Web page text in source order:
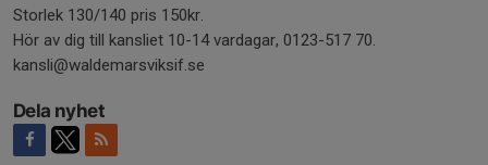
Storlek 130/140 pris 150kr.
Hör av dig till kansliet 10-14 vardagar, 0123-517 70.
kansli@waldemarsviksif.se
Dela nyhet